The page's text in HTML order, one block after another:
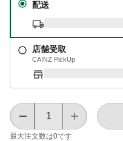
配送
店舗受取
CAINZ PickUp
最大注文数は0です